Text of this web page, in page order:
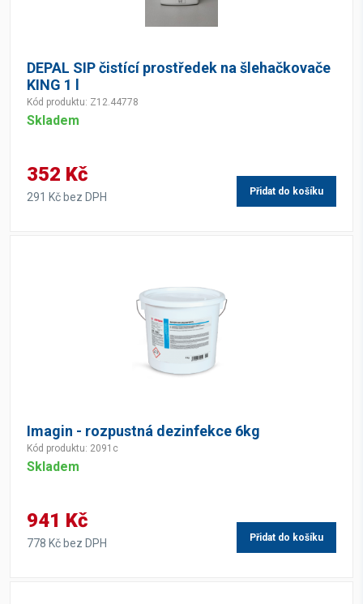
DEPAL SIP čistící prostředek na šlehačkovače
KING 1 l
Kód produktu: Z12.44778
Skladem
352 Kč
291 Kč bez DPH Přidat do košíku
Imagin - rozpustná dezinfekce 6kg
Kód produktu: 2091c
Skladem
941 Kč
778 Kč bez DPH Přidat do košíku